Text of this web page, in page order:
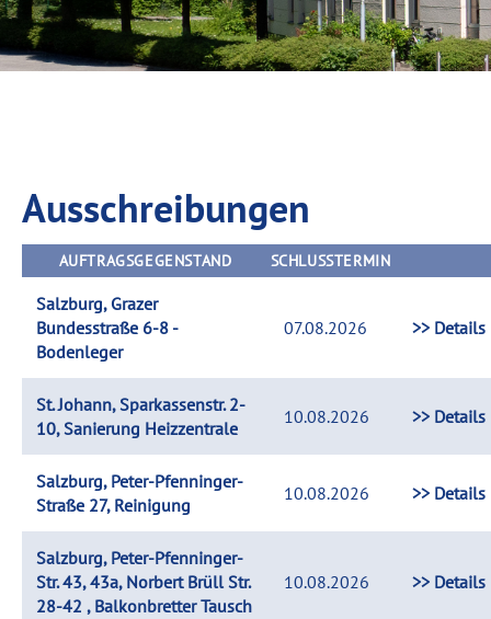
Ausschreibungen
AUFTRAGSGEGENSTAND SCHLUSSTERMIN
Salzburg, Grazer
Bundesstraße 6-8 -
Bodenleger
07.08.2026 >> Details
St. Johann, Sparkassenstr. 2-
10, Sanierung Heizzentrale
10.08.2026 >> Details
Salzburg, Peter-Pfenninger-
Straße 27, Reinigung
10.08.2026 >> Details
Salzburg, Peter-Pfenninger-
Str. 43, 43a, Norbert Brüll Str.
28-42 , Balkonbretter Tausch
10.08.2026 >> Details